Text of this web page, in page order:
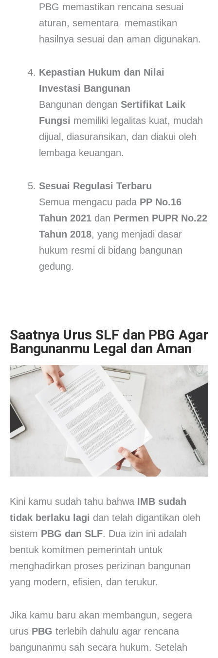
PBG memastikan rencana sesuai
aturan, sementara memastikan
hasilnya sesuai dan aman digunakan.
Kepastian Hukum dan Nilai
Investasi Bangunan
Bangunan dengan Sertifikat Laik
Fungsi memiliki legalitas kuat, mudah
dijual, diasuransikan, dan diakui oleh
lembaga keuangan.
Sesuai Regulasi Terbaru
Semua mengacu pada PP No.16
Tahun 2021 dan Permen PUPR No.22
Tahun 2018, yang menjadi dasar
hukum resmi di bidang bangunan
gedung.
Saatnya Urus SLF dan PBG Agar
Bangunanmu Legal dan Aman
Kini kamu sudah tahu bahwa IMB sudah
tidak berlaku lagi dan telah digantikan oleh
sistem PBG dan SLF. Dua izin ini adalah
bentuk komitmen pemerintah untuk
menghadirkan proses perizinan bangunan
yang modern, efisien, dan terukur.
Jika kamu baru akan membangun, segera
urus PBG terlebih dahulu agar rencana
bangunanmu sah secara hukum. Setelah